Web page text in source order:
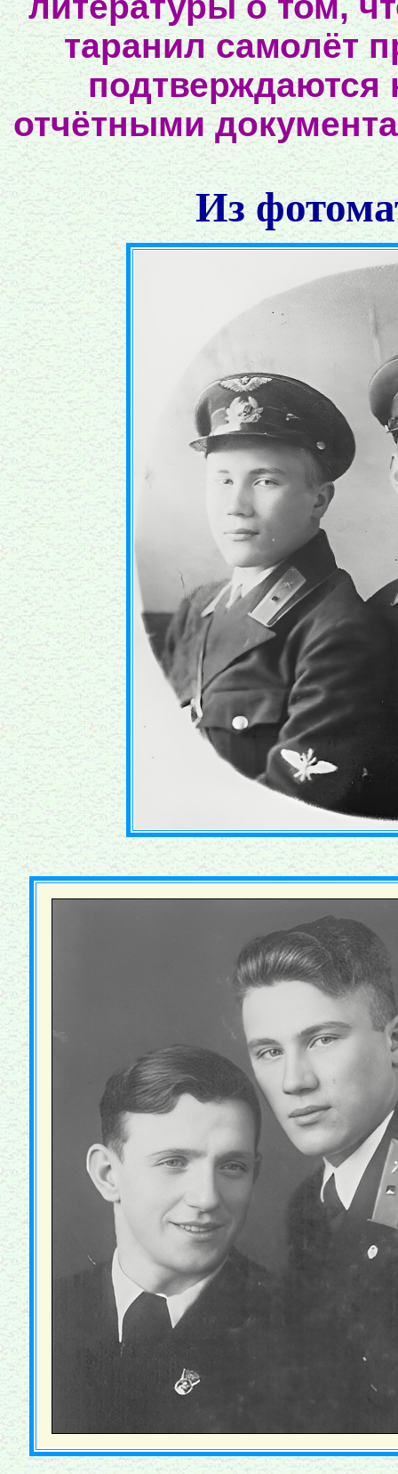
таранил самолёт
подтверждаются
отчётными
Из